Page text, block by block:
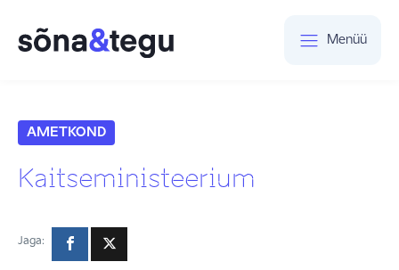
Menüü
AMETKOND
Kaitseministeerium
Jaga: